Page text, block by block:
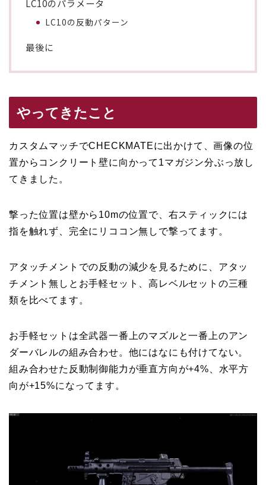
LC10のパラメータ
LC10の反動パターン
最後に
やってきたこと
カスタムマッチでCHECKMATEに出かけて、画像の位
置からコンクリート壁に向かって1マガジン分ぶっ放し
てきました。
撃った位置は壁から10mの位置で、右スティックには
指を触れず、完全にリココン無しで撃ってます。
アタッチメントでの反動の減少を見るために、アタッ
チメント無しとお手軽セット、高レベルセットの三種
類を比べてます。
お手軽セットは全武器一番上のマズルと一番上のアン
ダーバレルの組み合わせ。他にはなにも付けてない。
組み合わせた反動制御能力が垂直方向が+4%、水平方
向が+15%になってます。